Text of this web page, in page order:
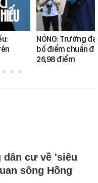
NÓNG: Trường
bố điểm chuẩn
26,98 điểm
dân cư về 'siêu
sông Hồng